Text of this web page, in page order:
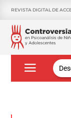
REVISTA DIGITAL DE
Buscar: